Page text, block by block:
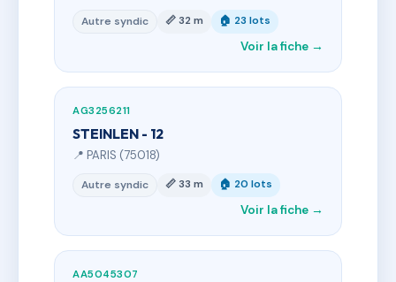
Autre syndic 📏 32 m 🏠 23 lots
Voir la fiche →
AG3256211
STEINLEN - 12
📍 PARIS (75018)
Autre syndic 📏 33 m 🏠 20 lots
Voir la fiche →
AA5045307